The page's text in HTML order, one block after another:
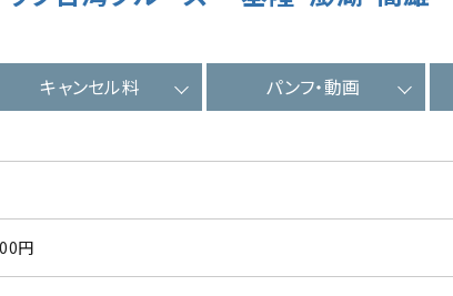
キャンセル料 パンフ・動画
円